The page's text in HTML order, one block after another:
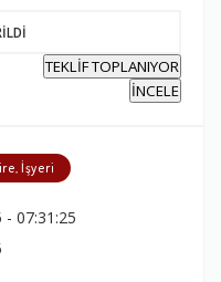
TEKLİF TOPLANIYOR
İNCELE
İşyeri
- 07:31:25